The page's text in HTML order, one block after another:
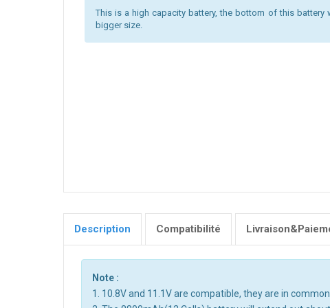
This is a high capacity battery, the bottom of this battery
bigger size.
Description Compatibilité
Note :
1. 10.8V and 11.1V are compatible, they are in common